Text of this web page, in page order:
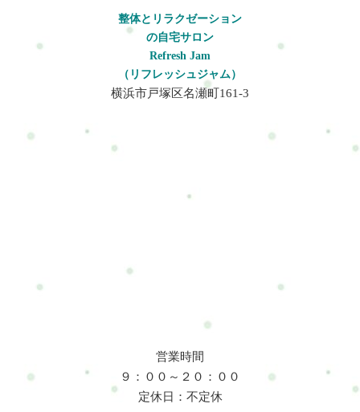
けていきます。レッスンの特徴・少人数制（1～2名）・3ヶ月／
全30回・実際に触れながら反復練習・細かなクセや力加減まで
確認・現場で使いやすい施術を重視・質問・相談OK・自宅サロ
ン運営の相談も可能2人受講をおすすめしている理由このレッス
ンでは、「施術をする感覚」だけではなく、・受ける感覚・見
ため、Refresh Jamでは2人での受講をおすすめしています。「見
ること」で理解が深まりやすくなります実際の施術では、「ど
大切です。1人が受け、もう1人が見る。そのあと実際にやって
と、お互いに練習しやすくなるのも大きなメリットです。実際
に“触れる回数”が増えることで、感覚は少しずつ身についてい
びたい・親子で体のケアを学びたい・友人と一緒に学びたいそ
んな方も歓迎しています。1人では不安な方も、一緒に学ぶこと
で安心して始めやすいコースです。こんな方におすすめ・整体
やリラクゼーションを仕事にしたい・自宅サロンを始めたい・
今の技術に自信がない・自己流で限界を感じている・もっと喜
整体とリラクゼーション
の自宅サロン
Refresh Jam
（リフレッシュジャム）
横浜市戸塚区名瀬町161-3
営業時間
９：００～２０：００
定休日：不定休